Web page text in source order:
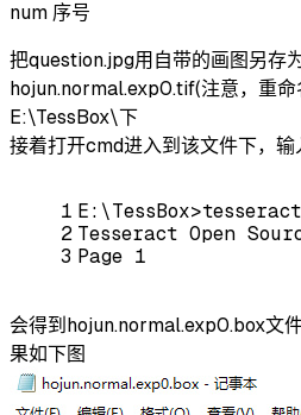
num 序号
把question.jpg用自带的画图另存
hojun.normal.exp0.tif(注意，重
E:\TessBox\下
接着打开cmd进入到该文件下，输
1
2
3
E:\ TessBox>tesseract
Tesseract Open
Page 1
会得到hojun.normal.exp0.box文
果如下图